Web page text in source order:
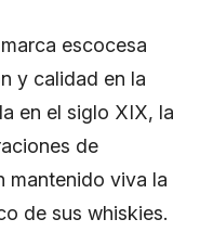
escocesa
y calidad en la
en el siglo XIX, la
de
mantenido viva la
de sus whiskies.